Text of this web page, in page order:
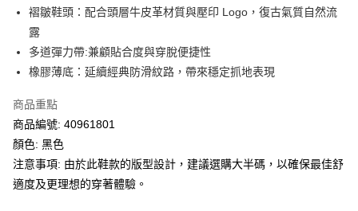
褶皺鞋頭：配合頭層牛皮革材質與壓印 Logo，復古氣質自然流
露
多道彈力帶:兼顧貼合度與穿脫便捷性
橡膠薄底：延續經典防滑紋路，帶來穩定抓地表現
商品重點
商品編號: 40961801
顏色: 黑色
注意事項: 由於此鞋款的版型設計，建議選購大半碼，以確保最佳舒
適度及更理想的穿著體驗。